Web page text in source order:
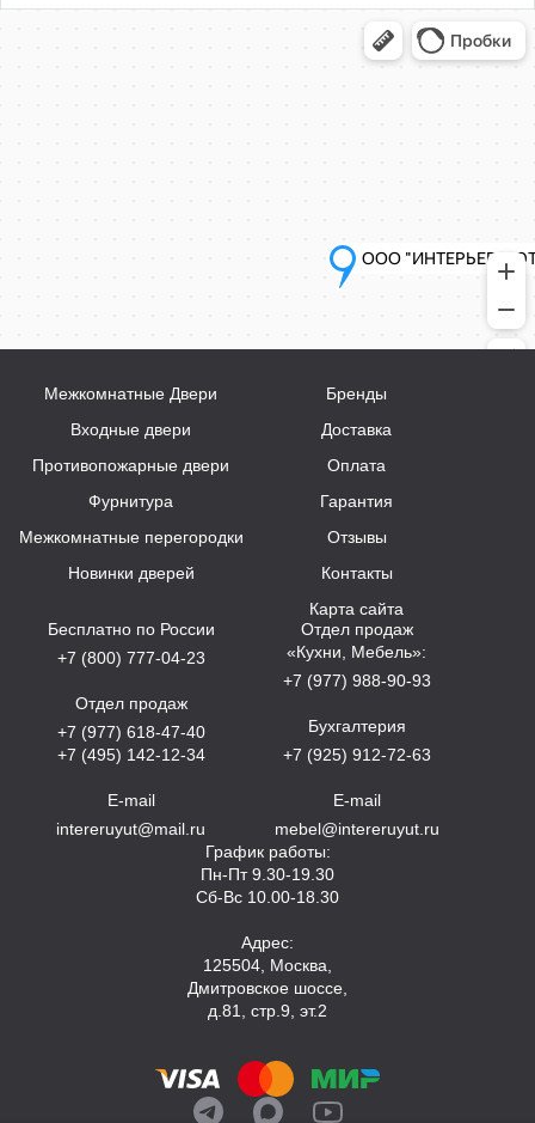
Межкомнатные Двери
Входные двери
Противопожарные двери
Фурнитура
Межкомнатные перегородки
Новинки дверей
Бренды
Доставка
Оплата
Гарантия
Отзывы
Контакты
Карта сайта
Бесплатно по России
+7 (800) 777-04-23
Отдел продаж
+7 (977) 618-47-40
+7 (495) 142-12-34
E-mail
intereruyut@mail.ru
Отдел продаж
«Кухни, Мебель»:
+7 (977) 988-90-93
Бухгалтерия
+7 (925) 912-72-63
E-mail
mebel@intereruyut.ru
График работы:
Пн-Пт 9.30-19.30
Сб-Вс 10.00-18.30
Адрес:
125504, Москва,
Дмитровское шоссе,
д.81, стр.9, эт.2